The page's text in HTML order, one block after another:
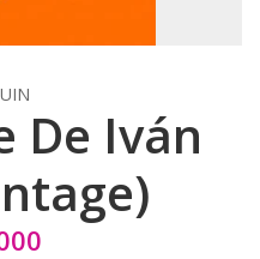
De Iván